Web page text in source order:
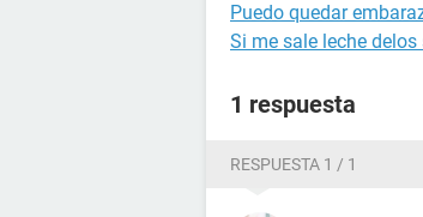
Puedo quedar
Si me sale leche
1 respuesta
RESPUESTA 1 / 1